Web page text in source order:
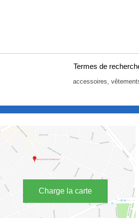
Termes de
accessoires,
Charge la carte